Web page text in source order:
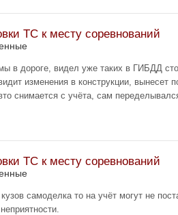
ТС к месту соревнований
в дороге, видел уже таких в ГИБДД
изменения в конструкции, вынесет
снимается с учёта, сам
ТС к месту соревнований
самоделка то на учёт могут не